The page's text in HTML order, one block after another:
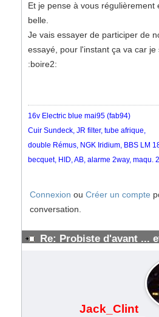
Et je pense à vous régulièrement
belle.
Je vais essayer de participer de
essayé, pour l'instant ça va car je
:boire2:
16v Electric blue mai95 (fab94)
Cuir Sundeck, JR filter, tube afrique,
double Rémus, NGK Iridium, BBS LM
becquet, HID, AB, alarme 2way, maqu.
Connexion ou Créer un compte
conversation.
Re: Probiste d'avant ...
Jack_Clint